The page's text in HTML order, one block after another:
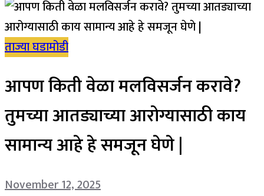
ताज्या घडामोडी
आपण किती वेळा मलविसर्जन करावे?
तुमच्या आतड्याच्या आरोग्यासाठी काय
सामान्य आहे हे समजून घेणे |
November 12, 2025